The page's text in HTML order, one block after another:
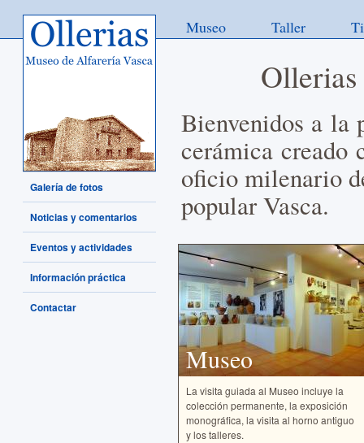
Bienvenidos a la
cerámica
oficio milenario
popular Vasca.
Museo
La visita guiada al Museo incluye la
colección permanente, la exposición
monográfica, la visita al horno antiguo
y los talleres.
Museo Taller
Galería de fotos
Noticias y comentarios
Eventos y actividades
Información práctica
Contactar